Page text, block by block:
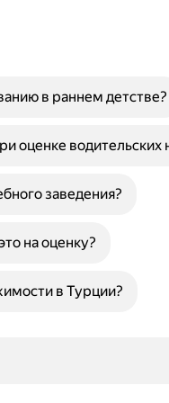
в раннем детстве?
оценке водительских
заведения?
на оценку?
в Турции?